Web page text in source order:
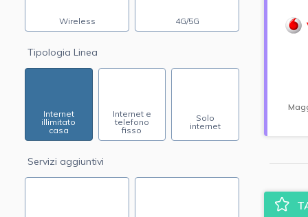
Wireless 4G/5G
Tipologia Linea
Internet
illimitato
casa
Internet e
telefono
fisso
Solo
internet
Servizi aggiuntivi